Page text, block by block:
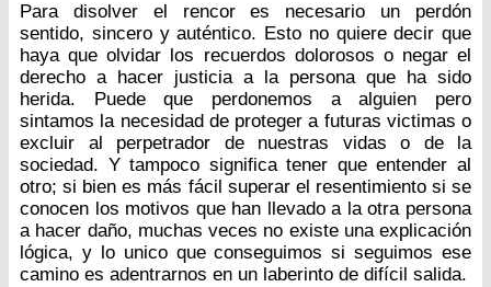
Para disolver el rencor es necesario un perdón
sentido, sincero y auténtico. Esto no quiere decir que
haya que olvidar los recuerdos dolorosos o negar el
derecho a hacer justicia a la persona que ha sido
herida. Puede que perdonemos a alguien pero
sintamos la necesidad de proteger a futuras victimas o
excluir al perpetrador de nuestras vidas o de la
sociedad. Y tampoco significa tener que entender al
otro; si bien es más fácil superar el resentimiento si se
conocen los motivos que han llevado a la otra persona
a hacer daño, muchas veces no existe una explicación
lógica, y lo unico que conseguimos si seguimos ese
camino es adentrarnos en un laberinto de difícil salida.